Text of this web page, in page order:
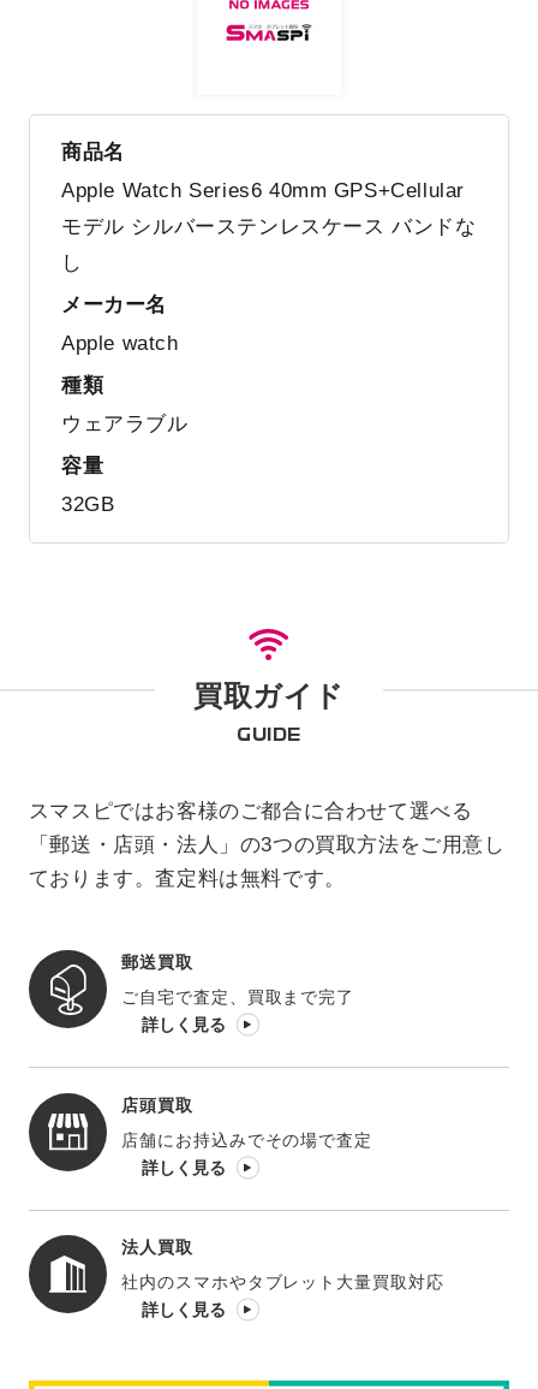
商品名
Apple Watch Series6 40mm GPS+Cellular
モデル シルバーステンレスケース バンドな
し
メーカー名
Apple watch
種類
ウェアラブル
容量
32GB
買取ガイド
GUIDE
スマスピではお客様のご都合に合わせて選べる
「郵送・店頭・法人」の3つの買取方法をご用意し
ております。査定料は無料です。
郵送買取
ご自宅で査定、買取まで完了
詳しく見る
店頭買取
店舗にお持込みでその場で査定
詳しく見る
法人買取
社内のスマホやタブレット大量買取対応
詳しく見る